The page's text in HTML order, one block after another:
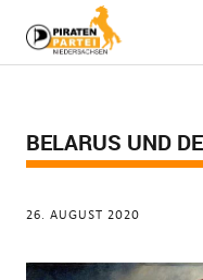
BELARUS UND
26. AUGUST 2020